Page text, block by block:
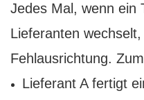
Jedes Mal, wenn ein
Lieferanten
Fehlausrichtung.
Lieferant A fertigt